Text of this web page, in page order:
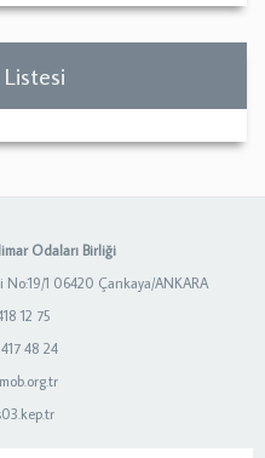
Odaları Birliği
1 06420 Çankaya/ANKARA
12 75
48 24